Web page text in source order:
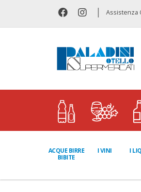
| Assistenza
ACQUE BIRRE
BIBITE
I VINI I